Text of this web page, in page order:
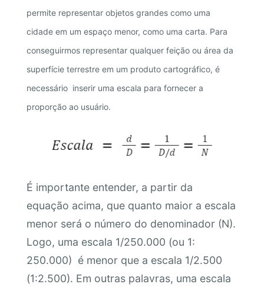
permite representar objetos grandes como uma
cidade em um espaço menor, como uma carta. Para
conseguirmos representar qualquer feição ou área da
superfície terrestre em um produto cartográfico, é
necessário inserir uma escala para fornecer a
proporção ao usuário.
É importante entender, a partir da
equação acima, que quanto maior a escala
menor será o número do denominador (N).
Logo, uma escala 1/250.000 (ou 1:
250.000) é menor que a escala 1/2.500
(1:2.500). Em outras palavras, uma escala